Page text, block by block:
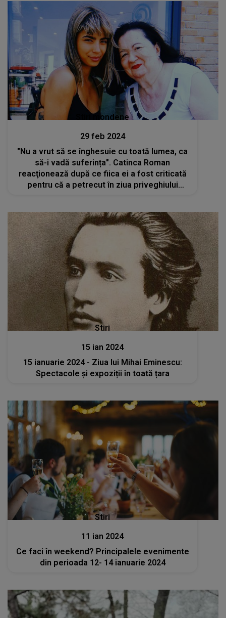
Stiri mondene
29 feb 2024
"Nu a vrut să se înghesuie cu toată lumea, ca
să-i vadă suferința". Catinca Roman
reacţionează după ce fiica ei a fost criticată
pentru că a petrecut în ziua priveghiului
Stiri
15 ian 2024
15 ianuarie 2024 - Ziua lui Mihai Eminescu:
Spectacole și expoziții în toată țara
Stiri
11 ian 2024
Ce faci în weekend? Principalele evenimente
din perioada 12- 14 ianuarie 2024